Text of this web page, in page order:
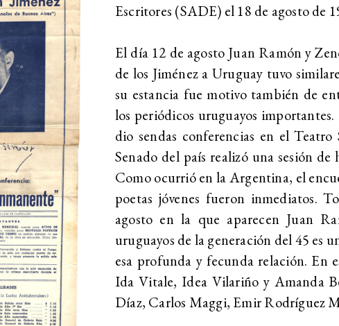
Escritores (SADE) el 18 de agosto de
El día 12 de agosto Juan Ramón y
de los Jiménez a Uruguay tuvo
su estancia fue motivo también de
los periódicos uruguayos
dio sendas conferencias en el
Senado del país realizó una sesión
Como ocurrió en la Argentina, el
poetas jóvenes fueron inmediatos.
agosto en la que aparecen Juan
uruguayos de la generación del 45 es
esa profunda y fecunda relación. En
Ida Vitale, Idea Vilariño y Amanda
Díaz, Carlos Maggi, Emir Rodríguez